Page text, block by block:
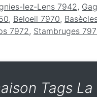
lez-Lens 7942 ,
, Beloeil 7970,
7972 , Stambruges
Tags